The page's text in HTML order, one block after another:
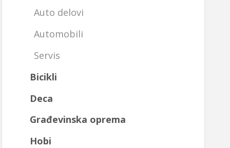
Auto delovi
Automobili
Servis
Bicikli
Deca
Građevinska oprema
Hobi